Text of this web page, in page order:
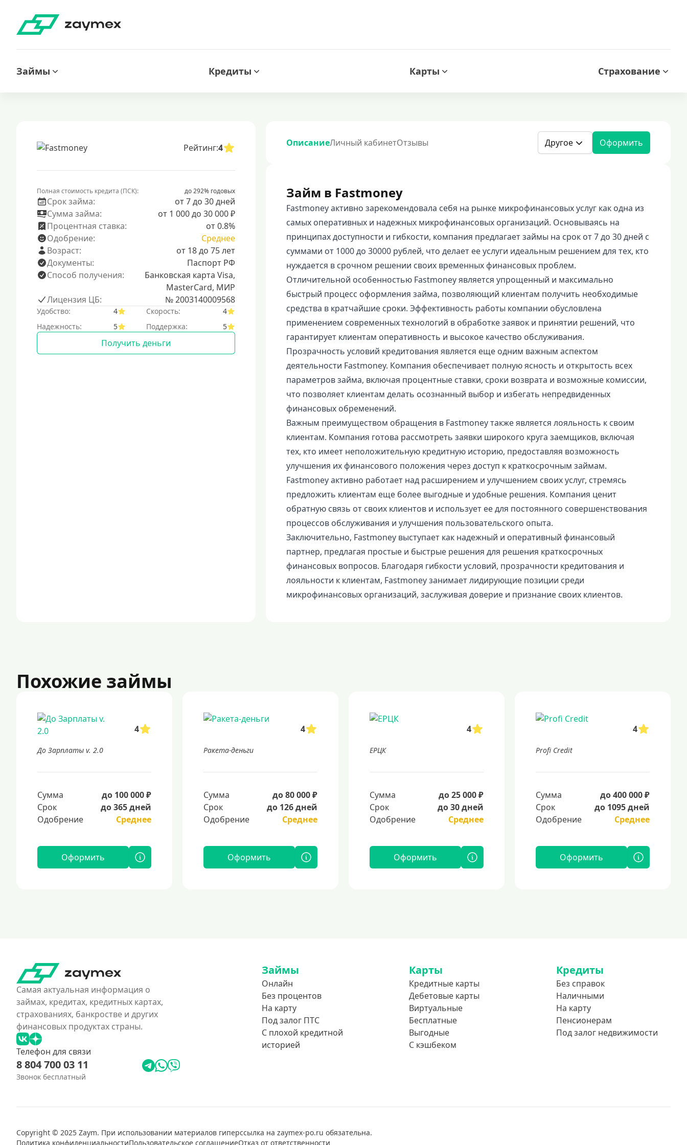
Займы Кредиты Карты Страхование
Рейтинг:4
Полная стоимость кредита (ПСК): до 292% годовых
Срок займа:
от 7 до 30 дней
Сумма займа:
от 1 000 до 30 000 ₽
Процентная ставка:
от 0.8%
Одобрение:
Среднее
Возраст:
от 18 до 75 лет
Документы:
Паспорт РФ
Способ получения:
Банковская карта Visa,
MasterCard, МИР
Лицензия ЦБ:
№ 2003140009568
Удобство: 4 Скорость:
4
Надежность:
5 Поддержка: 5
Получить деньги
ОписаниеЛичный кабинетОтзывы Другое Оформить
Займ в Fastmoney
Fastmoney активно зарекомендовала себя на рынке микрофинансовых услуг как одна из
самых оперативных и надежных микрофинансовых организаций. Основываясь на
принципах доступности и гибкости, компания предлагает займы на срок от 7 до 30 дней с
суммами от 1000 до 30000 рублей, что делает ее услуги идеальным решением для тех, кто
нуждается в срочном решении своих временных финансовых проблем.
Отличительной особенностью Fastmoney является упрощенный и максимально
быстрый процесс оформления займа, позволяющий клиентам получить необходимые
средства в кратчайшие сроки. Эффективность работы компании обусловлена
применением современных технологий в обработке заявок и принятии решений, что
гарантирует клиентам оперативность и высокое качество обслуживания.
Прозрачность условий кредитования является еще одним важным аспектом
деятельности Fastmoney. Компания обеспечивает полную ясность и открытость всех
параметров займа, включая процентные ставки, сроки возврата и возможные комиссии,
что позволяет клиентам делать осознанный выбор и избегать непредвиденных
финансовых обременений.
Важным преимуществом обращения в Fastmoney также является лояльность к своим
клиентам. Компания готова рассмотреть заявки широкого круга заемщиков, включая
тех, кто имеет неположительную кредитную историю, предоставляя возможность
улучшения их финансового положения через доступ к краткосрочным займам.
Fastmoney активно работает над расширением и улучшением своих услуг, стремясь
предложить клиентам еще более выгодные и удобные решения. Компания ценит
обратную связь от своих клиентов и использует ее для постоянного совершенствования
процессов обслуживания и улучшения пользовательского опыта.
Заключительно, Fastmoney выступает как надежный и оперативный финансовый
партнер, предлагая простые и быстрые решения для решения краткосрочных
финансовых вопросов. Благодаря гибкости условий, прозрачности кредитования и
лояльности к клиентам, Fastmoney занимает лидирующие позиции среди
микрофинансовых организаций, заслуживая доверие и признание своих клиентов.
Похожие займы
4
До Зарплаты v. 2.0
Сумма
до 100 000 ₽
Срок
до 365 дней
Одобрение
Среднее
Оформить
4
Ракета-деньги
Сумма
до 80 000 ₽
Срок
до 126 дней
Одобрение
Среднее
Оформить
4
ЕРЦК
Сумма
до 25 000 ₽
Срок
до 30 дней
Одобрение
Среднее
Оформить
4
Profi Credit
Сумма
до 400 000 ₽
Срок
до 1095 дней
Одобрение
Среднее
Оформить
Самая актуальная информация о
займах, кредитах, кредитных картах,
страхованиях, банкростве и других
финансовых продуктах страны.
Телефон для связи
8 804 700 03 11
Звонок бесплатный
Займы
Онлайн
Без процентов
На карту
Под залог ПТС
С плохой кредитной
историей
Карты
Кредитные карты
Дебетовые карты
Виртуальные
Бесплатные
Выгодные
С кэшбеком
Кредиты
Без справок
Наличными
На карту
Пенсионерам
Под залог недвижимости
Copyright © 2025 Zaym. При использовании материалов гиперссылка на zaymex-po.ru обязательна.
Политика конфиденциальностиПользовательское соглашениеОтказ от ответственности